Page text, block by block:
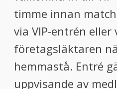
timme innan
via VIP-entrén eller
företagsläktaren
hemmastå. Entré
uppvisande av